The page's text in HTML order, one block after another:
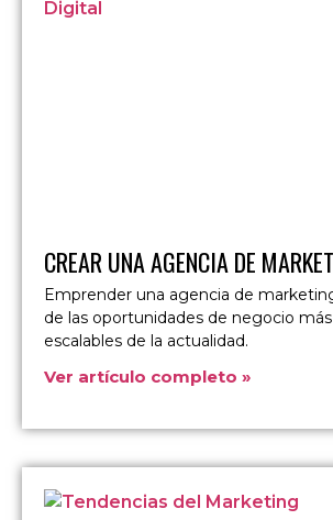
CREAR UNA AGENCIA DE
Emprender una agencia de
de las oportunidades de negocio
escalables de la actualidad.
Ver artículo completo »